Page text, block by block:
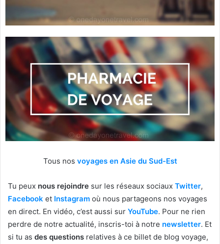
Tous nos voyages en Asie du Sud-Est
Tu peux nous rejoindre sur les réseaux sociaux Twitter,
Facebook et Instagram où nous partageons nos voyages
en direct. En vidéo, c’est aussi sur YouTube. Pour ne rien
perdre de notre actualité, inscris-toi à notre newsletter. Et
si tu as des questions relatives à ce billet de blog voyage,